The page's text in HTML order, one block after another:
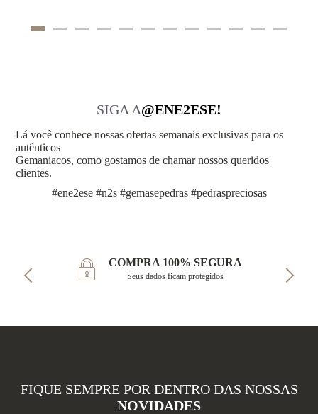
SIGA A@ENE2ESE!
Lá você conhece nossas ofertas semanais exclusivas para os
autênticos
Gemaniacos, como gostamos de chamar nossos queridos
clientes.
#ene2ese #n2s #gemasepedras #pedraspreciosas
COMPRA 100% SEGURA
Seus dados ficam protegidos
FIQUE SEMPRE POR DENTRO DAS NOSSAS
NOVIDADES